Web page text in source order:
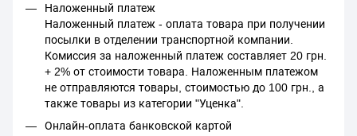
Наложенный платеж
Наложенный платеж - оплата товара при получении
посылки в отделении транспортной компании.
Комиссия за наложенный платеж составляет 20 грн.
+ 2% от стоимости товара. Наложенным платежом
не отправляются товары, стоимостью до 100 грн., а
также товары из категории "Уценка".
Онлайн-оплата банковской картой